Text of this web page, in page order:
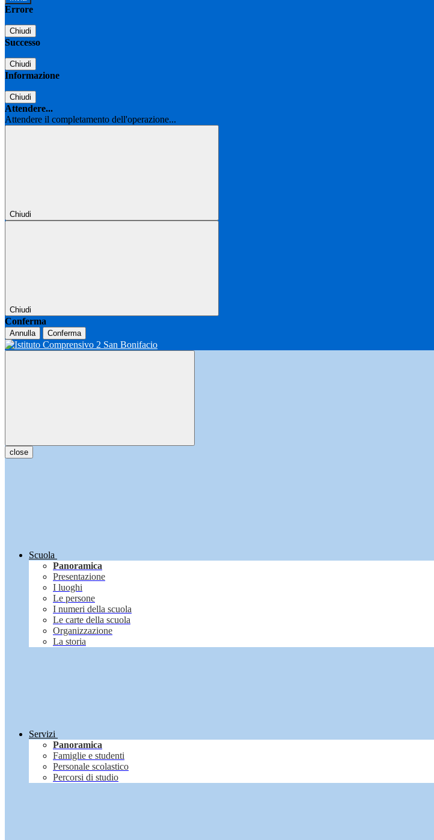
Errore
Chiudi
Successo
Chiudi
Informazione
Chiudi
Attendere...
Attendere il completamento dell'operazione...
Chiudi
Chiudi
Conferma
Annulla Conferma
close
Scuola
Panoramica
Presentazione
I luoghi
Le persone
I numeri della scuola
Le carte della scuola
Organizzazione
La storia
Servizi
Panoramica
Famiglie e studenti
Personale scolastico
Percorsi di studio